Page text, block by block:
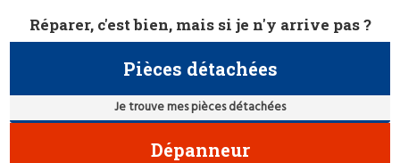
Réparer, c'est bien, mais si je n'y arrive pas ?
Pièces détachées
Je trouve mes pièces détachées
Dépanneur